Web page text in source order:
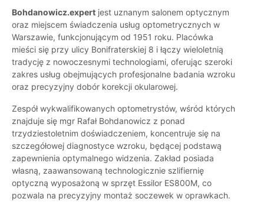
Bohdanowicz.expert jest uznanym salonem optycznym
oraz miejscem świadczenia usług optometrycznych w
Warszawie, funkcjonującym od 1951 roku. Placówka
mieści się przy ulicy Bonifraterskiej 8 i łączy wieloletnią
tradycję z nowoczesnymi technologiami, oferując szeroki
zakres usług obejmujących profesjonalne badania wzroku
oraz precyzyjny dobór korekcji okularowej.
Zespół wykwalifikowanych optometrystów, wśród których
znajduje się mgr Rafał Bohdanowicz z ponad
trzydziestoletnim doświadczeniem, koncentruje się na
szczegółowej diagnostyce wzroku, będącej podstawą
zapewnienia optymalnego widzenia. Zakład posiada
własną, zaawansowaną technologicznie szlifiernię
optyczną wyposażoną w sprzęt Essilor ES800M, co
pozwala na precyzyjny montaż soczewek w oprawkach.